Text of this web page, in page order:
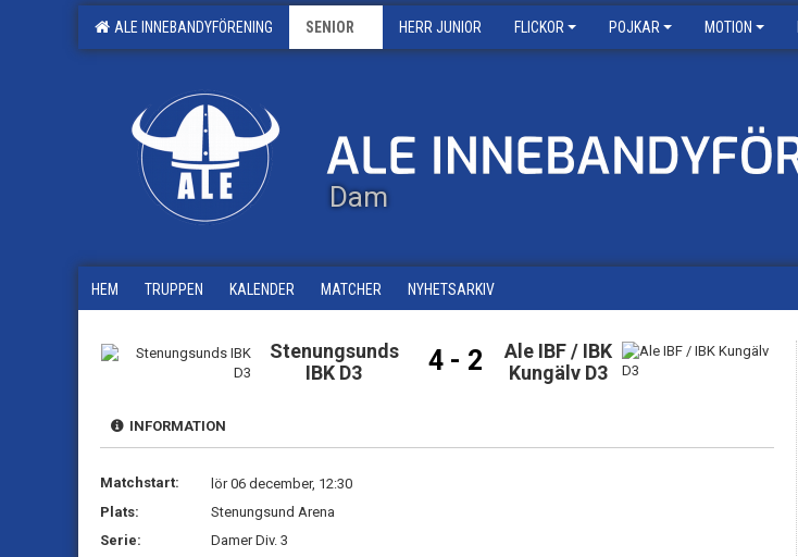
ALE INNEBANDYFÖRENING SENIOR HERR JUNIOR FLICKOR POJKAR MOTION
Dam
HEM TRUPPEN KALENDER MATCHER NYHETSARKIV
Stenungsunds
IBK D3
4 - 2
Ale IBF / IBK
Kungälv D3
INFORMATION
Matchstart:
lör 06 december, 12:30
Plats:
Stenungsund Arena
Serie:
Damer Div. 3